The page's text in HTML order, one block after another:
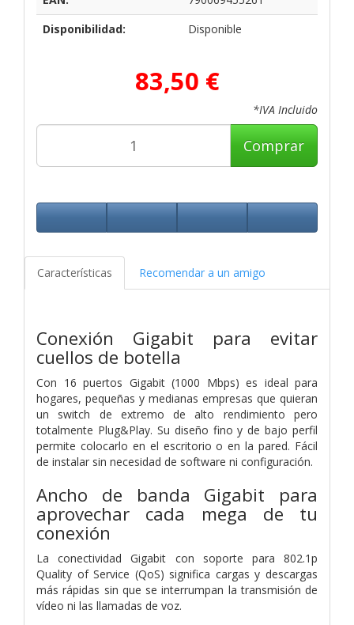
Disponibilidad:
Disponible
83,50 €
*IVA Incluido
Comprar
Características Recomendar a un amigo
Conexión Gigabit para evitar
cuellos de botella
Con 16 puertos Gigabit (1000 Mbps) es ideal para
hogares, pequeñas y medianas empresas que quieran
un switch de extremo de alto rendimiento pero
totalmente Plug&Play. Su diseño fino y de bajo perfil
permite colocarlo en el escritorio o en la pared. Fácil
de instalar sin necesidad de software ni configuración.
Ancho de banda Gigabit para
aprovechar cada mega de tu
conexión
La conectividad Gigabit con soporte para 802.1p
Quality of Service (QoS) significa cargas y descargas
más rápidas sin que se interrumpan la transmisión de
vídeo ni las llamadas de voz.